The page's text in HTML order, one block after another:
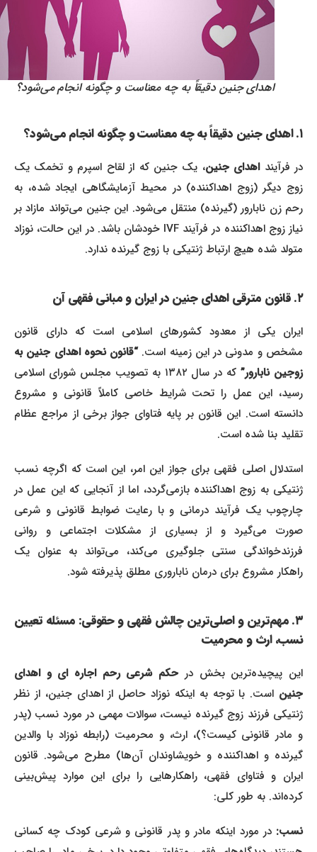
اهدای جنین دقیقاً به چه معناست و چگونه انجام می‌شود؟
در فرآینداهدای جنین، یک جنین که از لقاح اسپرم و تخمک یک
زوج دیگر (زوج اهداکننده) در محیط آزمایشگاهی ایجاد شده، به
رحم زن نابارور (گیرنده) منتقل می‌شود. این جنین می‌تواند مازاد بر
نیاز زوج اهداکننده در فرآیند IVF خودشان باشد. در این حالت، نوزاد
متولد شده هیچ ارتباط ژنتیکی با زوج گیرنده ندارد.
ایران یکی از معدود کشورهای اسلامی است که دارای قانون
مشخص و مدونی در این زمینه است.“قانون نحوه اهدای جنین به
زوجین نابارور”
که در سال ۱۳۸۲ به تصویب مجلس شورای اسلامی
رسید، این عمل را تحت شرایط خاصی کاملاً قانونی و مشروع
دانسته است. این قانون بر پایه فتاوای جواز برخی از مراجع عظام
تقلید بنا شده است.
استدلال اصلی فقهی برای جواز این امر، این است که اگرچه نسب
ژنتیکی به زوج اهداکننده بازمی‌گردد، اما از آنجایی که این عمل در
چارچوب یک فرآیند درمانی و با رعایت ضوابط قانونی و شرعی
صورت می‌گیرد و از بسیاری از مشکلات اجتماعی و روانی
فرزندخواندگی سنتی جلوگیری می‌کند، می‌تواند به عنوان یک
راهکار مشروع برای درمان ناباروری مطلق پذیرفته شود.
۳. مهم‌ترین و اصلی‌ترین چالش فقهی و حقوقی: مسئله تعیین
نسب، ارث و محرمیت
این پیچیده‌ترین بخش درحکم شرعی رحم اجاره ای و اهدای
جنیناست. با توجه به اینکه نوزاد حاصل از اهدای جنین، از نظر
ژنتیکی فرزند زوج گیرنده نیست، سوالات مهمی در مورد نسب (پدر
و مادر قانونی کیست؟)، ارث، و محرمیت (رابطه نوزاد با والدین
گیرنده و اهداکننده و خویشاوندان آن‌ها) مطرح می‌شود. قانون
ایران و فتاوای فقهی، راهکارهایی را برای این موارد پیش‌بینی
کرده‌اند. به طور کلی:
نسب:در مورد اینکه مادر و پدر قانونی و شرعی کودک چه کسانی